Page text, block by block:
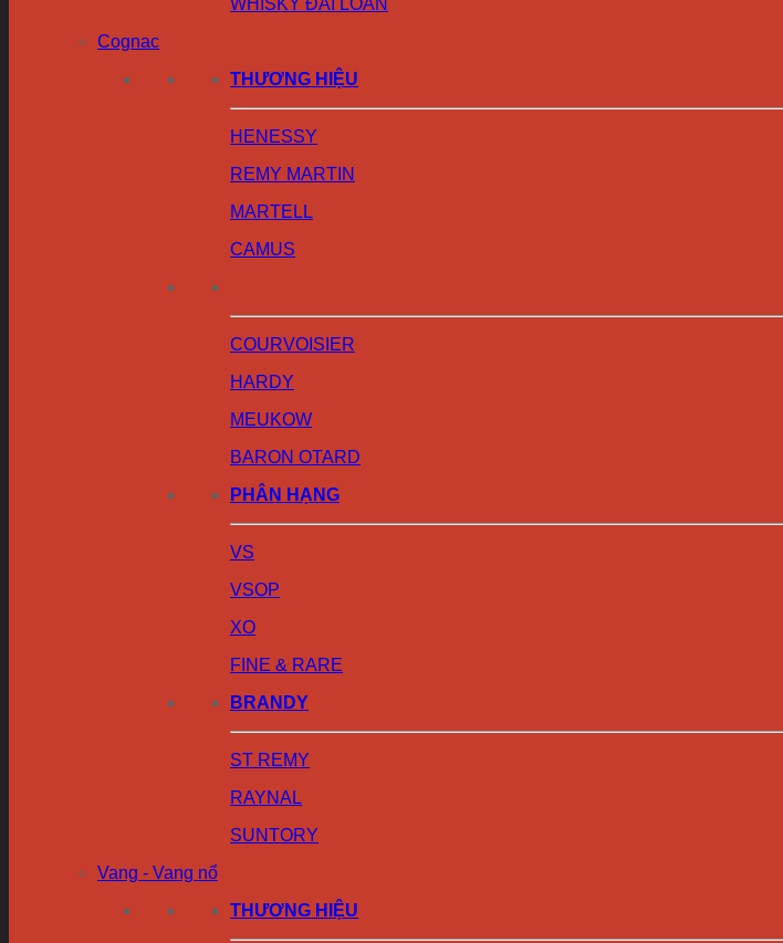
WHISKY ĐÀI LOAN
Cognac
THƯƠNG HIỆU
HENESSY
REMY MARTIN
MARTELL
CAMUS
COURVOISIER
HARDY
MEUKOW
BARON OTARD
PHÂN HẠNG
VS
VSOP
XO
FINE & RARE
BRANDY
ST REMY
RAYNAL
SUNTORY
Vang - Vang nổ
THƯƠNG HIỆU